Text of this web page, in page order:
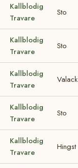
Kallblodig
Travare
Sto
Kallblodig
Travare
Sto
Kallblodig
Travare
Valack
Kallblodig
Travare
Sto
Kallblodig
Travare
Hingst